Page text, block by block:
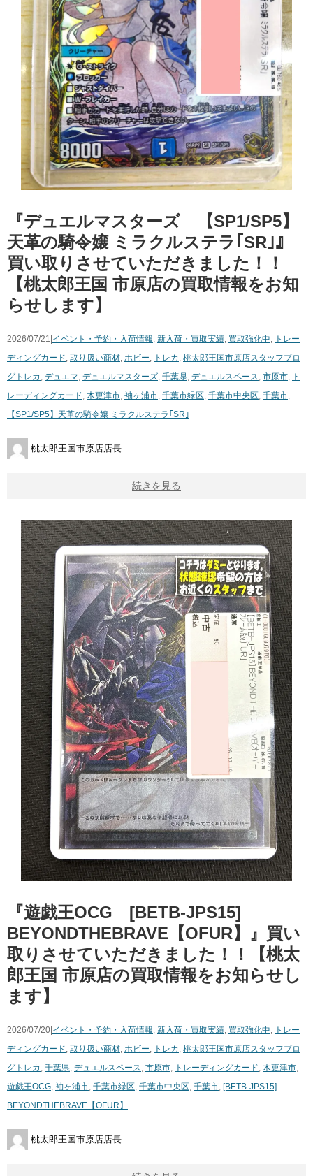
『デュエルマスターズ 【SP1/SP5】
天革の騎令嬢 ミラクルステラ｢SR｣』
買い取りさせていただきました！！
【桃太郎王国 市原店の買取情報をお知
らせします】
2026/07/21| イベント・予約・入荷情報, 新入荷・買取実績, 買取強化中, トレー
ディングカード, 取り扱い商材, ホビー, トレカ , 桃太郎王国市原店スタッフブロ
グ トレカ , デュエマ, デュエルマスターズ, 千葉県, デュエルスペース, 市原市, ト
レーディングカード, 木更津市, 袖ヶ浦市, 千葉市緑区, 千葉市中央区, 千葉市,
【SP1/SP5】天革の騎令嬢 ミラクルステラ｢SR｣
桃太郎王国市原店店長
続きを見る
『遊戯王OCG [BETB-JPS15]
BEYONDTHEBRAVE【OFUR】』買い
取りさせていただきました！！【桃太
郎王国 市原店の買取情報をお知らせし
ます】
2026/07/20| イベント・予約・入荷情報, 新入荷・買取実績, 買取強化中, トレー
ディングカード, 取り扱い商材, ホビー, トレカ , 桃太郎王国市原店スタッフブロ
グ トレカ , 千葉県, デュエルスペース, 市原市, トレーディングカード, 木更津市,
遊戯王OCG, 袖ヶ浦市, 千葉市緑区, 千葉市中央区, 千葉市, [BETB-JPS15]
BEYONDTHEBRAVE【OFUR】
桃太郎王国市原店店長